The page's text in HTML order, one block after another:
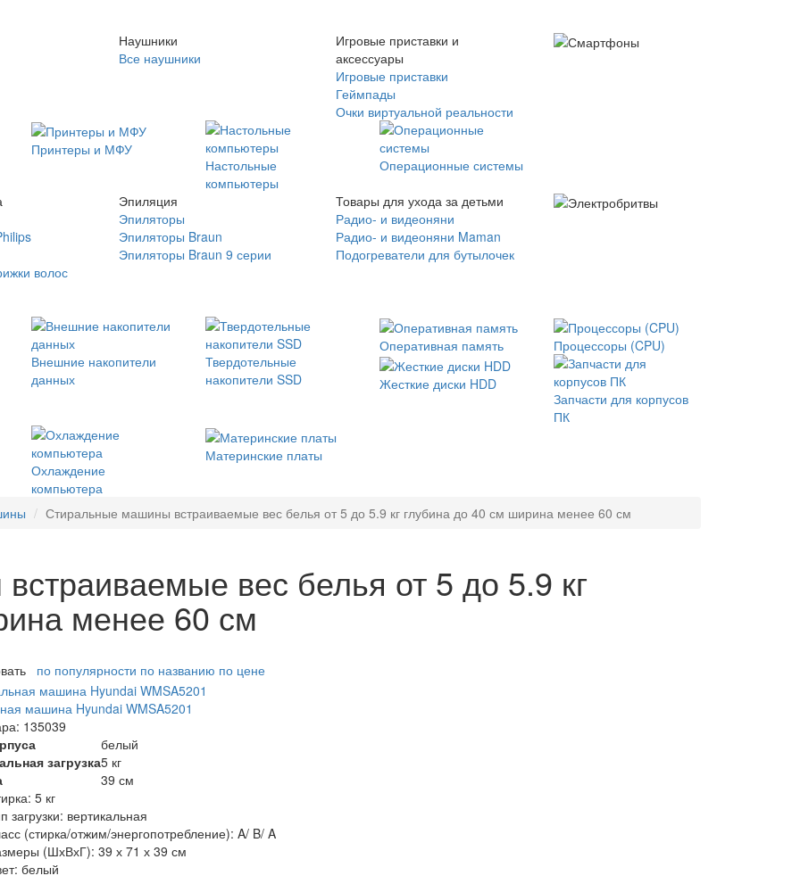
Наушники
Все наушники
Игровые приставки и
аксессуары
Игровые приставки
Геймпады
Очки виртуальной реальности
Принтеры и МФУ
Настольные
компьютеры
Операционные системы
волос
Эпиляция
Эпиляторы
Эпиляторы Braun
Эпиляторы Braun 9 серии
Товары для ухода за детьми
Радио- и видеоняни
Радио- и видеоняни Maman
Подогреватели для бутылочек
Внешние накопители
данных
Твердотельные
накопители SSD
Оперативная память Процессоры (CPU)
Жесткие диски HDD
Запчасти для корпусов
ПК
Охлаждение
компьютера
Материнские платы
Стиральные машины встраиваемые вес белья от 5 до 5.9 кг глубина до 40 см ширина менее 60 см
вес белья от 5 до 5.9 кг
менее 60 см
по популярности по названию по цене
машина Hyundai WMSA5201
135039
белый
загрузка5 кг
39 см
5 кг
загрузки: вертикальная
(стирка/отжим/энергопотребление): A/ B/ A
(ШхВхГ): 39 х 71 х 39 см
белый